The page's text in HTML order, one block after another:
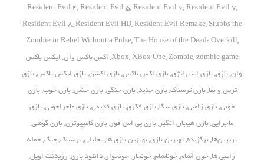
Resident Evil 4,Resident Evil 5,Resident Evil 6,Resident Evil 7,
Resident Evil 8,Resident Evil HD,Resident Evil Remake, Stubbs the
Zombie in Rebel Without a Pulse,The House of the Dead: Overkill,
Xbox,XBox One,Zombie,zombie game
, اکس باکس وان, ایکس باکس
وان,بازی,بازی استراتژی,بازی اکس باکس,بازی اکشن,بازی ایکس باکس,بازی
ترس و بقا,بازی ترسناک,بازی جدید,بازی جنگی,بازی خشن,بازی خوب,بازی
خونی,بازی زامبی,بازی سگا,بازی فکری,بازی قدیمی,بازی ماجراجویی,بازی
ماجرایی,بازی هیجان انگیز,بازی پی اس فور,بازی کامپیوتری,بازی گوشی,
برترین‌ها,برگزیده,بهترین بازی,بهترین بازی ها,تحلیلی,ترسناک,جنگ,حمله
زامبی ها,خون آشام,خوناشام,خونخار,خونخوار,دانلود بازی, رزیدنت اویل,